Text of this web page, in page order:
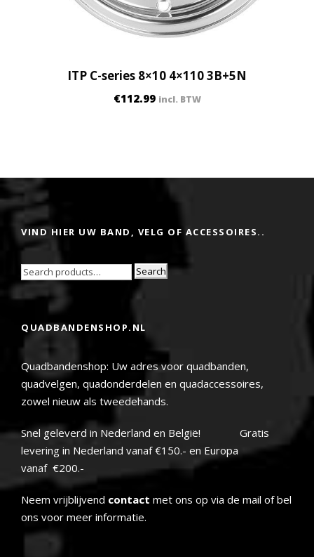
ITP C-series 8×10 4×110 3B+5N
€112.99 incl. BTW
VIND HIER UW BAND, VELG OF ACCESSOIRES..
Search
QUADBANDENSHOP.NL
Quadbandenshop: Uw adres voor quadbanden,
quadvelgen, quadonderdelen en quadaccessoires,
zowel nieuw als tweedehands.
Snel geleverd in Nederland en België! Gratis
levering in Nederland vanaf €150.- en Europa
vanaf €200.-
Neem vrijblijvend contact met ons op via de mail of bel
ons voor meer informatie.